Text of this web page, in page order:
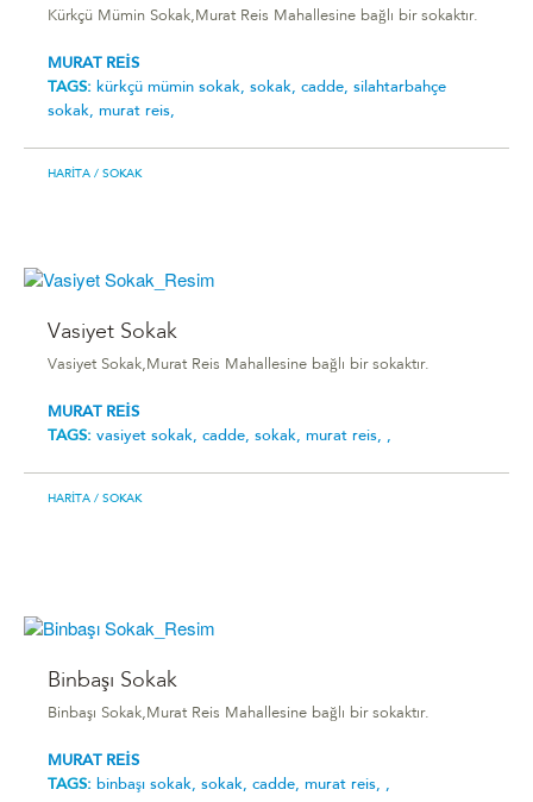
Kürkçü Mümin Sokak,Murat Reis Mahallesine bağlı bir sokaktır.
MURAT REİS
TAGS: kürkçü mümin sokak, sokak, cadde, silahtarbahçe
sokak, murat reis,
HARITA / SOKAK
Vasiyet Sokak
Vasiyet Sokak,Murat Reis Mahallesine bağlı bir sokaktır.
MURAT REİS
TAGS: vasiyet sokak, cadde, sokak, murat reis, ,
HARITA / SOKAK
Binbaşı Sokak
Binbaşı Sokak,Murat Reis Mahallesine bağlı bir sokaktır.
MURAT REİS
TAGS: binbaşı sokak, sokak, cadde, murat reis, ,